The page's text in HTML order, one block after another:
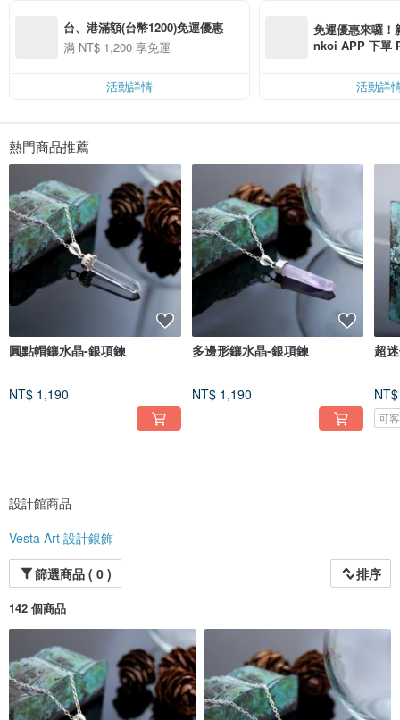
就跟Vesta Art手工藝術一樣，
每一曲線、每一刀、細細琢磨成型，
質樸而內斂的力量 讓飾品閃耀出藝術風味，
在無數的時間中萃取 ，
需要沉澱歲月去思索創作來源。
當想創新、想要突破，
就必須拿掉平常所學的知識，
以"零"的想法去創造"一" 因為創新就是違反常態。
Vesta Art自2004年成立，
以手作感銀飾為主，並成立教學中心培養人才。
台、港滿額(台幣1200)免運優惠
滿 NT$ 1,200 享免運
活動詳情
免運優惠來囉
nkoi APP 下單
活動詳
熱門商品推薦
圓點帽鑲水晶-銀項鍊
NT$ 1,190
多邊形鑲水晶-銀項鍊
NT$ 1,190
超
可
設計館商品
Vesta Art 設計銀飾
篩選商品 ( 0 )
排序
142 個商品